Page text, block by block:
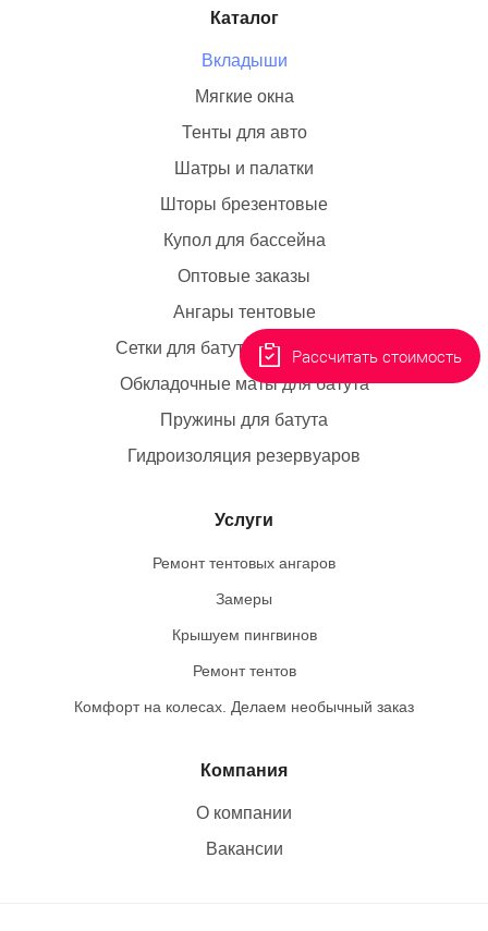
Каталог
Вкладыши
Мягкие окна
Тенты для авто
Шатры и палатки
Шторы брезентовые
Купол для бассейна
Оптовые заказы
Ангары тентовые
Сетки для батута коммерческие
Обкладочные маты для батута
Пружины для батута
Гидроизоляция резервуаров
Услуги
Ремонт тентовых ангаров
Замеры
Крышуем пингвинов
Ремонт тентов
Комфорт на колесах. Делаем необычный заказ
Компания
О компании
Вакансии
Рассчитать стоимость